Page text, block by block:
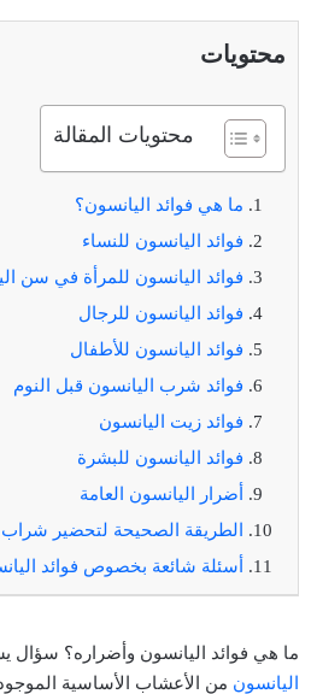
محتويات
محتويات المقالة
ما هي فوائد اليانسون؟
فوائد اليانسون للنساء
فوائد اليانسون للمرأة في سن
فوائد اليانسون للرجال
فوائد اليانسون للأطفال
فوائد شرب اليانسون قبل النوم
فوائد زيت اليانسون
فوائد اليانسون للبشرة
أضرار اليانسون العامة
الطريقة الصحيحة لتحضير شراب
أسئلة شائعة بخصوص فوائد
ما هي فوائد اليانسون وأضراره؟ سؤال
اليانسون من الأعشاب الأساسية